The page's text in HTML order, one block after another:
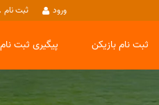
ثبت نام ورود
پیگیری ثبت نام ثبت نام بازیکن